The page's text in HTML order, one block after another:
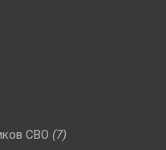
СВО (7)